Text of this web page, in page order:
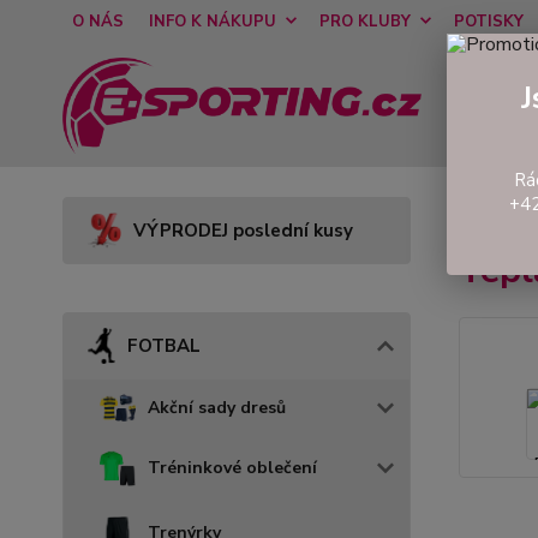
O NÁS INFO K NÁKUPU PRO KLUBY POTISKY
VÝPRODEJ poslední kusy
FOTBAL
Akční sady dresů
Tréninkové oblečení
Trenýrky